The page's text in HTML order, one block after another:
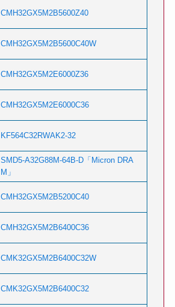
CMH32GX5M2B5600Z40
CMH32GX5M2B5600C40W
CMH32GX5M2E6000Z36
CMH32GX5M2E6000C36
KF564C32RWAK2-32
SMD5-A32G88M-64B-D「Micron DRA
M」
CMH32GX5M2B5200C40
CMH32GX5M2B6400C36
CMK32GX5M2B6400C32W
CMK32GX5M2B6400C32